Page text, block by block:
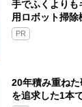
手でふくよりも
用ロボット掃除
PR
20年積み重ねた
を追求した1本